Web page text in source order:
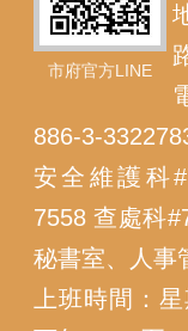
市府官方LINE
886-3-
安全維護科
7558 查處科
秘書室、人事
上班時間：